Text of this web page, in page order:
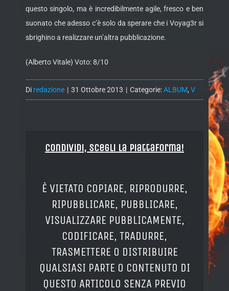
questo singolo, ma è incredibilmente agile, fresco e ben
suonato che adesso c’è solo da sperare che i Voyag3r si
sbrighino a realizzare un’altra pubblicazione.
(Alberto Vitale) Voto: 8/10
Di redazione | 31 Ottobre 2013 | Categorie:ALBUM, V
Condividi, Scegli la piattaforma!
È VIETATO COPIARE, RIPRODURRE,
RIPUBBLICARE, PUBBLICARE,
VISUALIZZARE PUBBLICAMENTE,
CODIFICARE, TRADURRE,
TRASMETTERE O DISTRIBUIRE
QUALSIASI PARTE O CONTENUTO DI
QUESTO ARTICOLO SENZA PREVIO